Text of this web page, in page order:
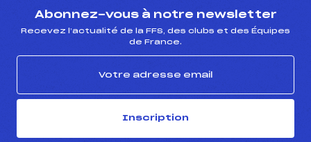
Abonnez-vous à notre newsletter
Recevez l’actualité de la FFS, des clubs et des Équipes
de France.
Inscription